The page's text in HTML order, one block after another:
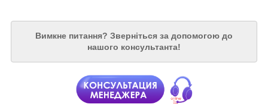
Вимкне питання? Зверніться за допомогою до
нашого консультанта!